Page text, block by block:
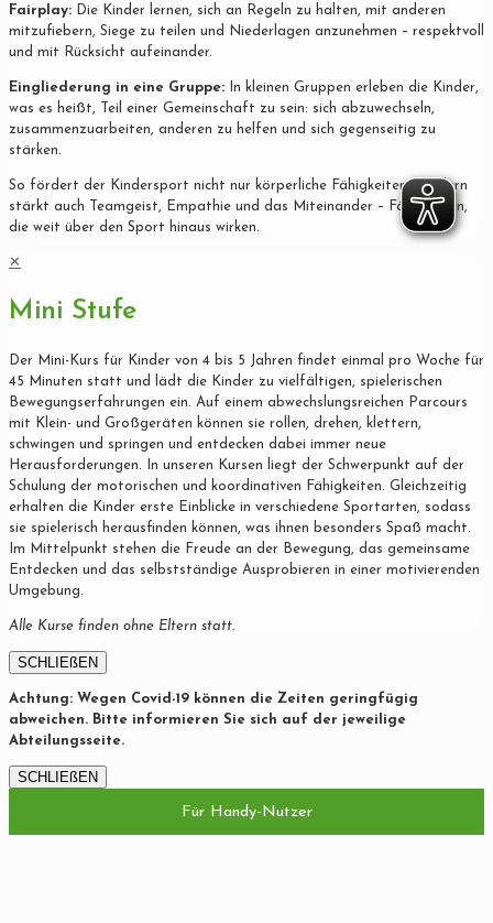
Fairplay: Die Kinder lernen, sich an Regeln zu halten, mit anderen
mitzufiebern, Siege zu teilen und Niederlagen anzunehmen – respektvoll
und mit Rücksicht aufeinander.
Eingliederung in eine Gruppe: In kleinen Gruppen erleben die Kinder,
was es heißt, Teil einer Gemeinschaft zu sein: sich abzuwechseln,
zusammenzuarbeiten, anderen zu helfen und sich gegenseitig zu
stärken.
So fördert der Kindersport nicht nur körperliche Fähigkeiten, sondern
stärkt auch Teamgeist, Empathie und das Miteinander – Fähigkeiten,
die weit über den Sport hinaus wirken.
✕
Mini Stufe
Der Mini-Kurs für Kinder von 4 bis 5 Jahren findet einmal pro Woche für
45 Minuten statt und lädt die Kinder zu vielfältigen, spielerischen
Bewegungserfahrungen ein. Auf einem abwechslungsreichen Parcours
mit Klein- und Großgeräten können sie rollen, drehen, klettern,
schwingen und springen und entdecken dabei immer neue
Herausforderungen. In unseren Kursen liegt der Schwerpunkt auf der
Schulung der motorischen und koordinativen Fähigkeiten. Gleichzeitig
erhalten die Kinder erste Einblicke in verschiedene Sportarten, sodass
sie spielerisch herausfinden können, was ihnen besonders Spaß macht.
Im Mittelpunkt stehen die Freude an der Bewegung, das gemeinsame
Entdecken und das selbstständige Ausprobieren in einer motivierenden
Umgebung.
Alle Kurse finden ohne Eltern statt.
SCHLIEßEN
Achtung: Wegen Covid-19 können die Zeiten geringfügig
abweichen. Bitte informieren Sie sich auf der jeweilige
Abteilungsseite.
SCHLIEßEN
Für Handy-Nutzer